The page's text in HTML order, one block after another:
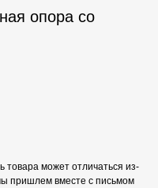
опора со
товара может отличаться из-
пришлем вместе с письмом